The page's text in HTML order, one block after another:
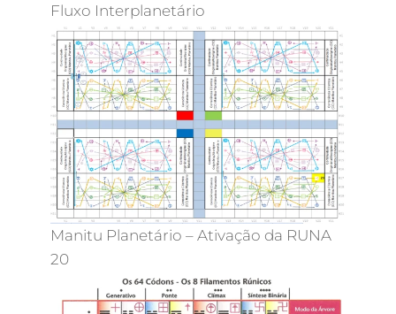
Fluxo Interplanetário
Manitu Planetário – Ativação da RUNA
20